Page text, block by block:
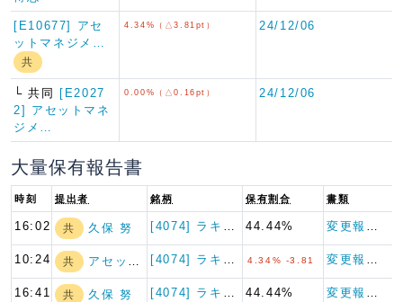
[E10677] アセ
ットマネジメ…
共
4.34%（△3.81pt） 24/12/06
└ 共同
[E2027
2] アセットマネ
ジメ…
0.00%（△0.16pt） 24/12/06
大量保有報告書
時刻 提出者 銘柄 保有割合 書類
16:02 共 久保 努 44.44%
10:24 共 アセットマネジメ… 4.34% -3.81
16:41 共 久保 努 44.44%